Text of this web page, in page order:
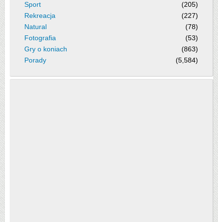
Sport
(205)
Rekreacja
(227)
Natural
(78)
Fotografia
(53)
Gry o koniach
(863)
Porady
(5,584)